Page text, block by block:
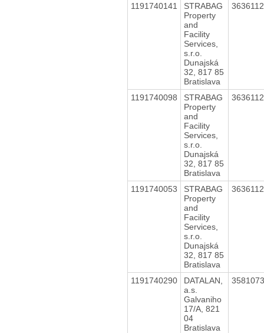
1191740141
STRABAG
Property
and
Facility
Services,
s.r.o.
Dunajská
32, 817 85
Bratislava
1191740098
STRABAG
Property
and
Facility
Services,
s.r.o.
Dunajská
32, 817 85
Bratislava
1191740053
STRABAG
Property
and
Facility
Services,
s.r.o.
Dunajská
32, 817 85
Bratislava
1191740290
DATALAN,
a.s.
Galvaniho
17/A, 821
04
Bratislava